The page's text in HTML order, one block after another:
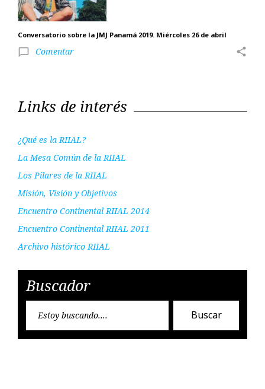
Conversatorio sobre la JMJ Panamá 2019. Miércoles 26 de abril
chat_bubble_outline Comentar share
Links de interés
¿Qué es la RIIAL?
La Mesa Común de la RIIAL
Los Pilares de la RIIAL
Misión, Visión y Objetivos
Encuentro Continental RIIAL 2014
Encuentro Continental RIIAL 2011
Archivo histórico RIIAL
Buscador
Buscar